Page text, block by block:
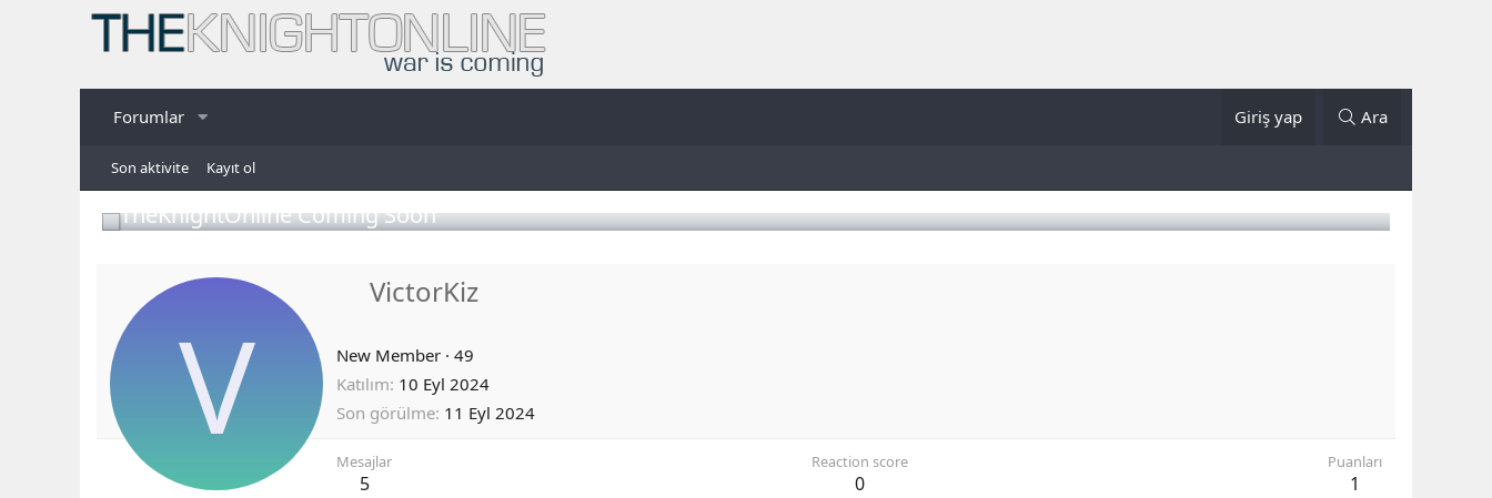
Forumlar Giriş yap Ara
Son aktivite Kayıt ol
TheKnightOnline Coming Soon
V
VictorKiz
New Member · 49
Katılım 10 Eyl 2024
Son görülme 11 Eyl 2024
Mesajlar
5
Reaction score
0
Puanları
1